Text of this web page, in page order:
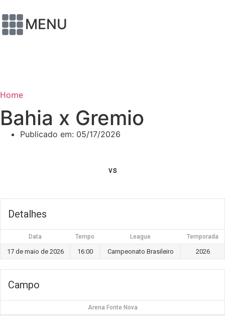
MENU
Home
Bahia x Gremio
Publicado em: 05/17/2026
vs
Detalhes
Data Tempo League Temporada
17 de maio de 2026 16:00 Campeonato Brasileiro 2026
Campo
Arena Fonte Nova